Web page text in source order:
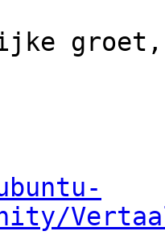
groet,